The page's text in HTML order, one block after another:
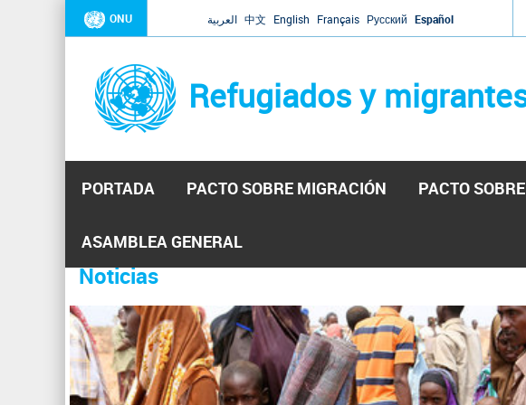
ONU العربية 中文 English Français Русский Español
Refugiados y
PORTADA PACTO SOBRE MIGRACIÓN PACTO
ASAMBLEA GENERAL
Se
encuentra
usted
aquí
Noticias
31 Ene 2019 -
El Secretario General ha respondido a la carta enviada por el presidente de
ha reiterado que la ONU está lista para hacerlo, pero necesita el